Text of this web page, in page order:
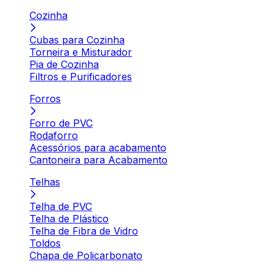
Cozinha
Cubas para Cozinha
Torneira e Misturador
Pia de Cozinha
Filtros e Purificadores
Forros
Forro de PVC
Rodaforro
Acessórios para acabamento
Cantoneira para Acabamento
Telhas
Telha de PVC
Telha de Plástico
Telha de Fibra de Vidro
Toldos
Chapa de Policarbonato